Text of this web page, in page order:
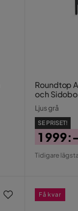
Roundtop
och
Ljus grå
SE PRISET!
Pris
1 999:-
Original
Tidigare
Få kvar